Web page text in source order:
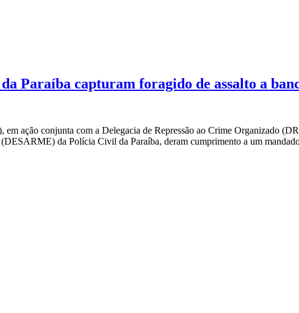
Paraíba capturam foragido de assalto a
ação conjunta com a Delegacia de Repressão ao Crime Organizado
da Polícia Civil da Paraíba, deram cumprimento a um